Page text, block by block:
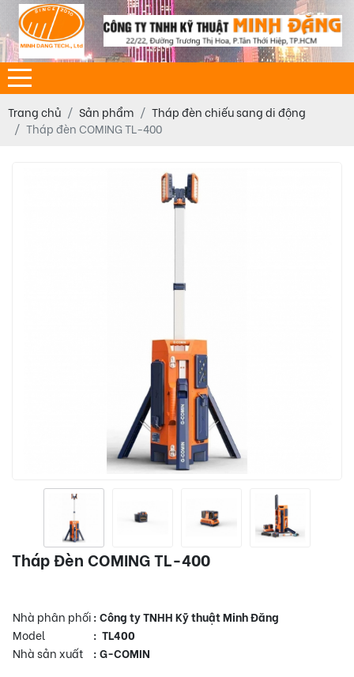
Trang chủ Sản phẩm
Tháp đèn chiếu sang di động
Tháp đèn COMING TL-400
Tháp Đèn COMING TL-400
Nhà phân phối: Công ty TNHH Kỹ thuật Minh Đăng
Model
: TL400
Nhà sản xuất
: G-COMIN